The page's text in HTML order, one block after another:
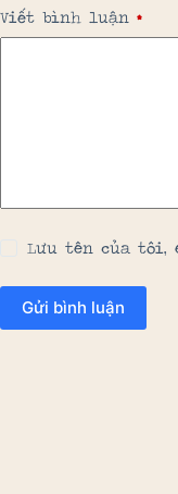
Viết bình luận *
Lưu tên của tôi,
Gửi bình luận